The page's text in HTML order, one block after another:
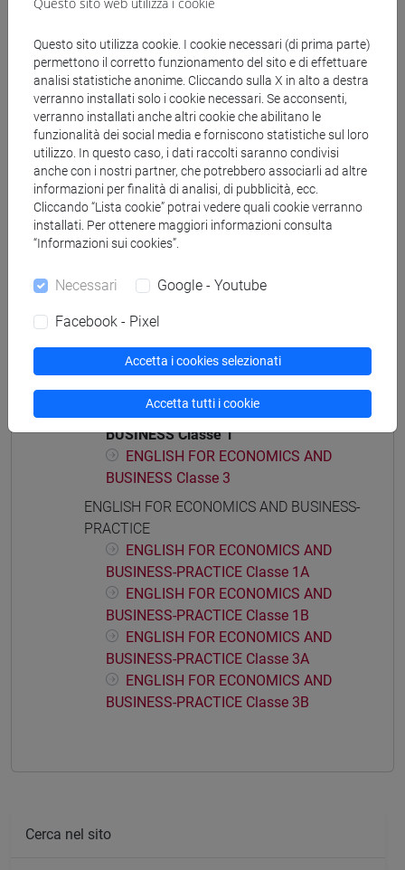
Corsi di studio e percorsi
[ET4] ECONOMIA E COMMERCIO - Laurea
economics, markets and finance/ economics,
markets and finance
Insegnamenti mutuati
ENGLISH FOR ECONOMICS AND BUSINESS
[ET4021]
Struttura generale dell'insegnamento
ENGLISH FOR ECONOMICS AND BUSINESS
ENGLISH FOR ECONOMICS AND BUSINESS
ENGLISH FOR ECONOMICS AND
BUSINESS Classe 1
ENGLISH FOR ECONOMICS AND
BUSINESS Classe 3
ENGLISH FOR ECONOMICS AND BUSINESS-
PRACTICE
ENGLISH FOR ECONOMICS AND
BUSINESS-PRACTICE Classe 1A
ENGLISH FOR ECONOMICS AND
BUSINESS-PRACTICE Classe 1B
ENGLISH FOR ECONOMICS AND
BUSINESS-PRACTICE Classe 3A
ENGLISH FOR ECONOMICS AND
BUSINESS-PRACTICE Classe 3B
Cerca nel sito
Questo sito utilizza cookie. I cookie necessari (di prima parte)
permettono il corretto funzionamento del sito e di effettuare
analisi statistiche anonime. Cliccando sulla X in alto a destra
verranno installati solo i cookie necessari. Se acconsenti,
verranno installati anche altri cookie che abilitano le
funzionalità dei social media e forniscono statistiche sul loro
utilizzo. In questo caso, i dati raccolti saranno condivisi
anche con i nostri partner, che potrebbero associarli ad altre
informazioni per finalità di analisi, di pubblicità, ecc.
Cliccando “Lista cookie” potrai vedere quali cookie verranno
installati. Per ottenere maggiori informazioni consulta
“Informazioni sui cookies”.
Necessari Google - Youtube
Facebook - Pixel
Accetta i cookies selezionati
Accetta tutti i cookie